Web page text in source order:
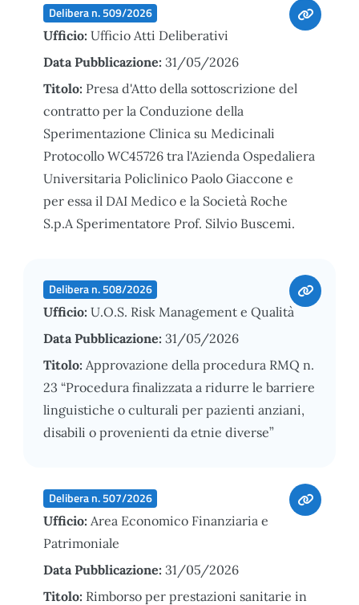
Delibera n. 509/2026
Ufficio: Ufficio Atti Deliberativi
Data Pubblicazione: 31/05/2026
Titolo: Presa d'Atto della sottoscrizione del
contratto per la Conduzione della
Sperimentazione Clinica su Medicinali
Protocollo WC45726 tra l'Azienda Ospedaliera
Universitaria Policlinico Paolo Giaccone e
per essa il DAI Medico e la Società Roche
S.p.A Sperimentatore Prof. Silvio Buscemi.
Delibera n. 508/2026
Ufficio: U.O.S. Risk Management e Qualità
Data Pubblicazione: 31/05/2026
Titolo: Approvazione della procedura RMQ n.
23 “Procedura finalizzata a ridurre le barriere
linguistiche o culturali per pazienti anziani,
disabili o provenienti da etnie diverse”
Delibera n. 507/2026
Ufficio: Area Economico Finanziaria e
Patrimoniale
Data Pubblicazione: 31/05/2026
Titolo: Rimborso per prestazioni sanitarie in